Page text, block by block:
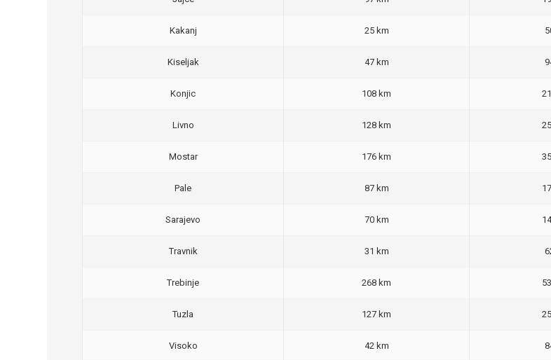
Kakanj 25 km
Kiseljak 47 km
Konjic 108 km
Livno 128 km
Mostar 176 km
Pale 87 km
Sarajevo 70 km
Travnik 31 km
Trebinje 268 km
Tuzla 127 km
Visoko 42 km